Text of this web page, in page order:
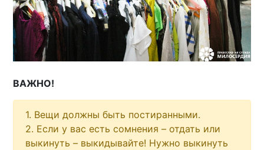
ВАЖНО!
1. Вещи должны быть постиранными.
2. Если у вас есть сомнения – отдать или
выкинуть – выкидывайте! Нужно выкинуть